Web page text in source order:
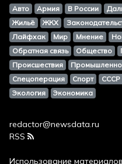
Авто Армия В России
Жильё
ЖКХ
Лайфхак
Мир Мнение
Обратная связь
Общество
Происшествия
Спецоперация
Спорт СССР
Экология
Экономика
redactor@newsdata.ru
RSS
Использование материалов